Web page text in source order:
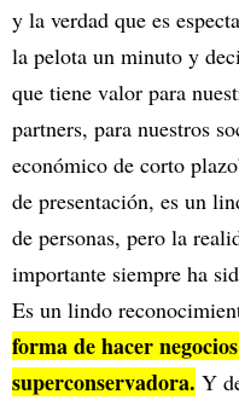
y la verdad que es
la pelota un minuto y
que tiene valor para
partners, para nuestros
económico de corto
de presentación, es un
de personas, pero la
importante siempre ha
Es un lindo
forma de hacer
superconservadora. Y